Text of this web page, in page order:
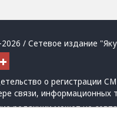
2026 / Сетевое издание
о регистрации
связи, информационных
редакции может не